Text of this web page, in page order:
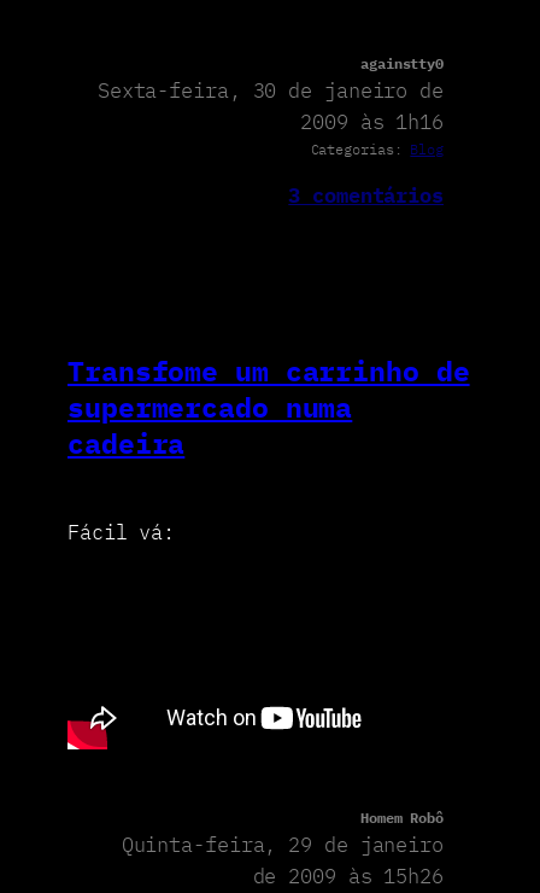
againstty0
Sexta-feira, 30 de janeiro de
2009 às 1h16
Categorias: Blog
3 comentários
Transfome um carrinho de
supermercado numa
cadeira
Fácil vá:
Homem Robô
Quinta-feira, 29 de janeiro
de 2009 às 15h26